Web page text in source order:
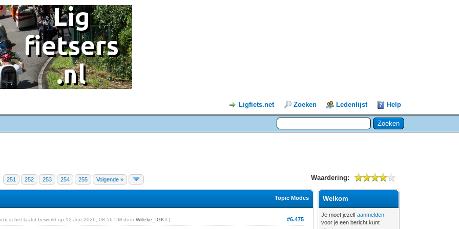
Ligfiets.net Zoeken Ledenlijst Help
251 252 253 254 255 Volgende » Waardering:
Topic Modes
#6.475
is het laatst bewerkt op 12-Jun-2026, 08:56 PM doorWilleke_IGKT.)
Welkom
Je moet jezelfaanmelden
voor je een bericht kunt